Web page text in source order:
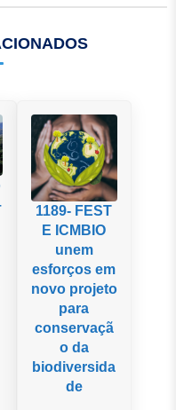
1189- FEST
E ICMBIO
unem
esforços em
novo projeto
para
conservaçã
o da
biodiversida
de